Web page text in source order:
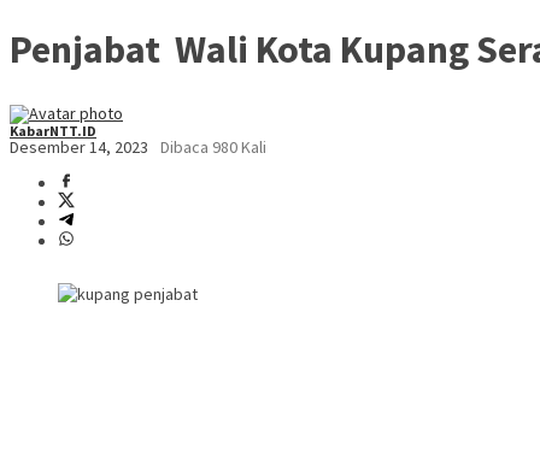
Penjabat Wali Kota Kupang
KabarNTT.ID
Desember 14, 2023 Dibaca 980 Kali